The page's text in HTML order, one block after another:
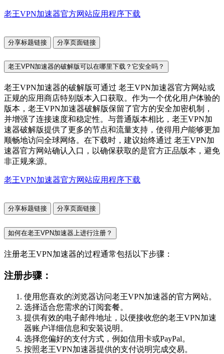
老王VPN加速器官方网站应用程序下载
分享标题链接 分享页面链接
老王VPN加速器的破解版可以在哪里下载？它安全吗？
老王VPN加速器的破解版可通过 老王VPN加速器官方网站或
正规的应用商店特别版本入口获取。作为一个优化用户体验的
版本，老王VPN加速器破解版保留了官方的安全加密机制，
并增强了连接速度和稳定性。与普通版本相比，老王VPN加
速器破解版提供了更多的节点和流量支持，使得用户能够更加
顺畅地访问全球网络。在下载时，建议始终通过 老王VPN加
速器官方网站确认入口，以确保获取的是官方正品版本，避免
非正规来源。
老王VPN加速器官方网站应用程序下载
分享标题链接 分享页面链接
如何在老王VPN加速器上进行注册？
注册老王VPN加速器的过程通常包括以下步骤：
注册步骤：
使用您喜欢的浏览器访问老王VPN加速器的官方网站。
选择适合您需求的订阅套餐。
提供有效的电子邮件地址，以便接收您的老王VPN加速
器账户详细信息和安装说明。
选择您偏好的支付方式，例如信用卡或PayPal。
按照老王VPN加速器提供的支付说明完成交易。